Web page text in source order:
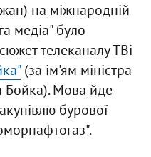
на міжнародній
медіа" було
телеканалу ТВі
(за ім'ям міністра
Бойка). Мова йде
бурової